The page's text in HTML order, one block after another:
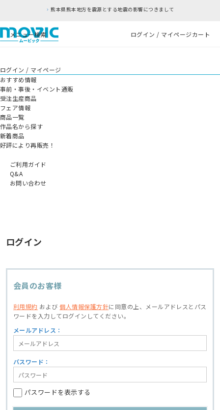
熊本県熊本地方を震源とする地震の影響につきまして
メニュー検索 ログイン / マイページカート
ログイン / マイページ
おすすめ情報
事前・事後・イベント通販
受注生産商品
フェア情報
商品一覧
作品名から探す
新着商品
好評により再販売！
ご利用ガイド
Q&A
お問い合わせ
ログイン
会員のお客様
利用規約 および個人情報保護方針に同意の上、
メールアドレスとパス
ワードを入力してログインしてください。
メールアドレス：
パスワード：
パスワードを表示する